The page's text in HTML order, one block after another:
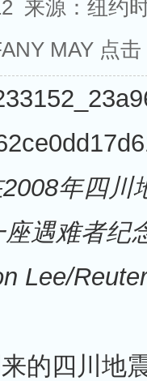
来源：纽约
MAY 点击
2008年四川
遇难者纪
Lee/
的四川地